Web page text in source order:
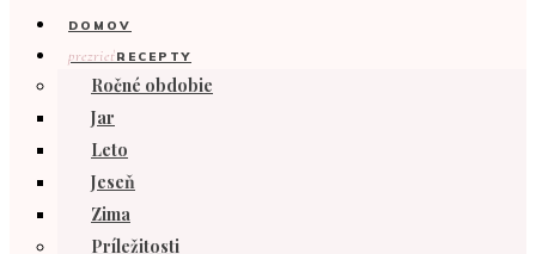
DOMOV
prezrieťRECEPTY
Ročné obdobie
Jar
Leto
Jeseň
Zima
Príležitosti